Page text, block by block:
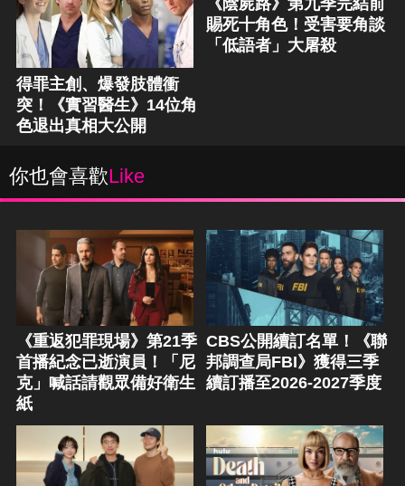
得罪主創、爆發肢體衝
突！《實習醫生》14位角
色退出真相大公開
《陰屍路》第九季完結前
賜死十角色！受害要角談
「低語者」大屠殺
你也會喜歡Like
《重返犯罪現場》第21季
首播紀念已逝演員！「尼
克」喊話請觀眾備好衛生
紙
CBS公開續訂名單！《聯
邦調查局FBI》獲得三季
續訂播至2026-2027季度